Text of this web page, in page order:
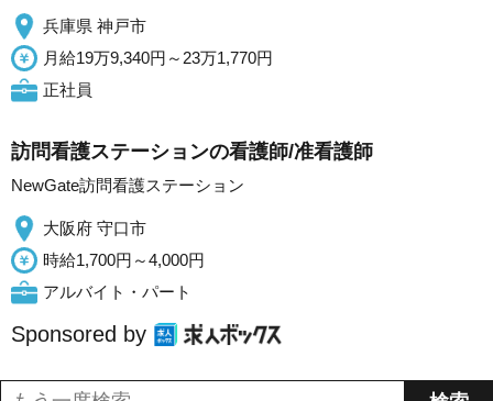
兵庫県 神戸市
月給19万9,340円～23万1,770円
正社員
訪問看護ステーションの看護師/准看護師
NewGate訪問看護ステーション
大阪府 守口市
時給1,700円～4,000円
アルバイト・パート
Sponsored by